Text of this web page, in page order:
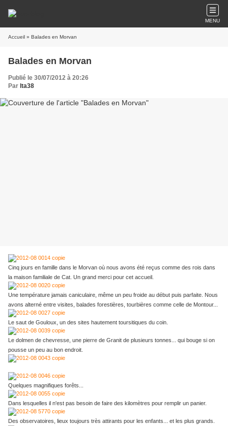
MENU
Accueil » Balades en Morvan
Balades en Morvan
Publié le 30/07/2012 à 20:26
Par lta38
Cinq jours en famille dans le Morvan où nous avons été reçus comme des rois dans
la maison familiale de Cat. Un grand merci pour cet accueil.
Une température jamais caniculaire, même un peu froide au début puis parfaite. Nous
avons alterné entre visites, balades forestières, tourbières comme celle de Montour...
Le saut de Gouloux, un des sites hautement toursitiques du coin.
Le dolmen de chevresse, une pierre de Granit de plusieurs tonnes... qui bouge si on
pousse un peu au bon endroit.
Quelques magnifiques forêts...
Dans lesquelles il n'est pas besoin de faire des kilomètres pour remplir un panier.
Des observatoires, lieux toujours très attirants pour les enfants... et les plus grands.